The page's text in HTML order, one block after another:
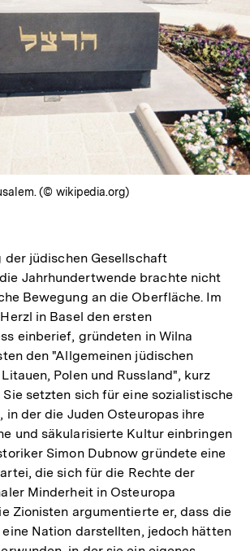
(© wikipedia.org)
der jüdischen Gesellschaft
Jahrhundertwende brachte nicht
Bewegung an die Oberfläche. Im
in Basel den ersten
einberief, gründeten in Wilna
den "Allgemeinen jüdischen
Polen und Russland", kurz
setzten sich für eine sozialistische
in der die Juden Osteuropas ihre
und säkularisierte Kultur einbringen
Simon Dubnow gründete eine
die sich für die Rechte der
Minderheit in Osteuropa
Zionisten argumentierte er, dass die
Nation darstellten, jedoch hätten